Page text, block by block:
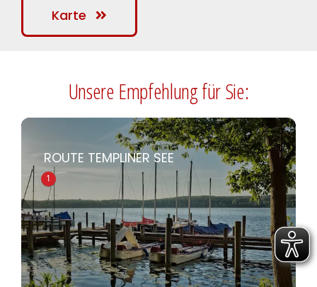
Karte
Unsere Empfehlung für Sie:
ROUTE TEMPLINER SEE
1